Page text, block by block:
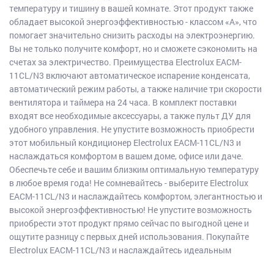
температуру и тишину в вашей комнате. Этот продукт также
обладает высокой энергоэффективностью - классом «А», что
помогает значительно снизить расходы на электроэнергию.
Вы не только получите комфорт, но и сможете сэкономить на
счетах за электричество. Преимущества Electrolux EACM-
11CL/N3 включают автоматическое испарение конденсата,
автоматический режим работы, а также наличие три скорости
вентилятора и таймера на 24 часа. В комплект поставки
входят все необходимые аксессуары, а также пульт ДУ для
удобного управления. Не упустите возможность приобрести
этот мобильный кондиционер Electrolux EACM-11CL/N3 и
наслаждаться комфортом в вашем доме, офисе или даче.
Обеспечьте себе и вашим близким оптимальную температуру
в любое время года! Не сомневайтесь - выберите Electrolux
EACM-11CL/N3 и наслаждайтесь комфортом, элегантностью и
высокой энергоэффективностью! Не упустите возможность
приобрести этот продукт прямо сейчас по выгодной цене и
ощутите разницу с первых дней использования. Покупайте
Electrolux EACM-11CL/N3 и наслаждайтесь идеальным